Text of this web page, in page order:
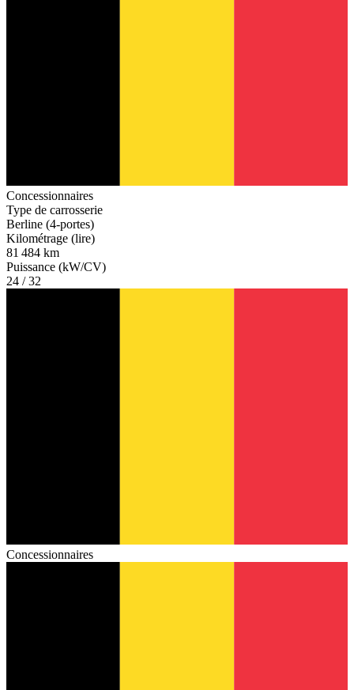
Concessionnaires
Type de carrosserie
Berline (4-portes)
Kilométrage (lire)
81 484 km
Puissance (kW/CV)
24 / 32
Concessionnaires